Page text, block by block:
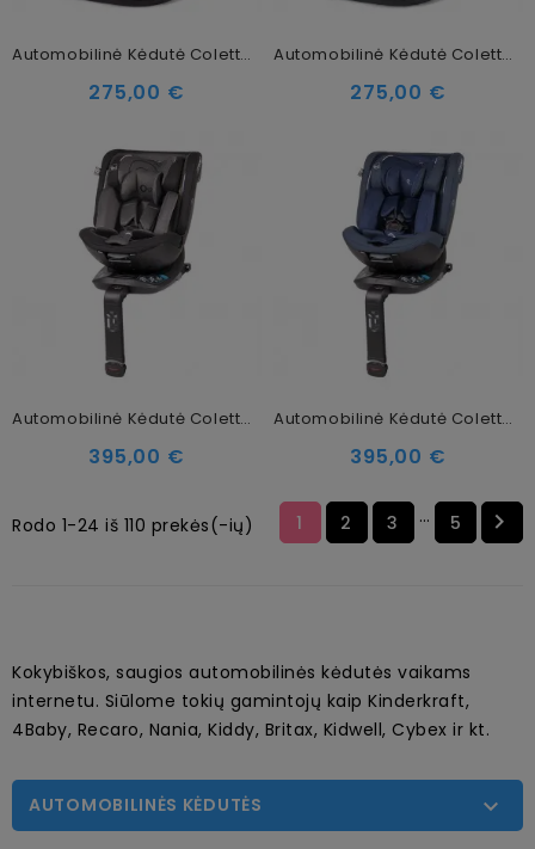
Automobilinė Kėdutė Coletto Logos I-SIZE Red 40-150 Cm (0-36kg)
275,00 €
Automobilinė Kėdutė Coletto Logos I-SIZE Black 40-150 Cm (0-36kg)
275,00 €
Automobilinė Kėdutė Coletto Nado O12 I-SIZE Graphite 40-145 Cm (0-36kg)
395,00 €
Automobilinė Kėdutė Coletto Nado O12 I-SIZE Blue 40-145 Cm (0-36kg)
395,00 €
Rodo 1-24 iš 110 prekės(-ių) 1 2 3 … 5 
Kokybiškos, saugios automobilinės kėdutės vaikams
internetu. Siūlome tokių gamintojų kaip Kinderkraft,
4Baby, Recaro, Nania, Kiddy, Britax, Kidwell, Cybex ir kt.
AUTOMOBILINĖS KĖDUTĖS 